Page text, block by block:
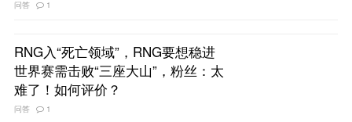
问答 1
RNG入“死亡领域”，RNG要想稳进
世界赛需击败“三座大山”，粉丝：太
难了！如何评价？
问答 1